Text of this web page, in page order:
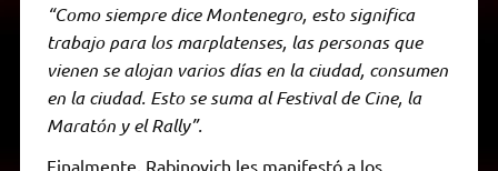
“Como siempre dice Montenegro, esto significa
trabajo para los marplatenses, las personas que
vienen se alojan varios días en la ciudad, consumen
en la ciudad. Esto se suma al Festival de Cine, la
Maratón y el Rally”.
Finalmente, Rabinovich les manifestó a los